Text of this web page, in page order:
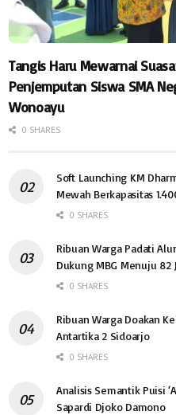
Tangis Haru Mewarnai
Penjemputan Siswa SMA
Wonoayu
0 SHARES
Soft Launching KM
Mewah Berkapasitas
0 SHARES
Ribuan Warga Padati
Dukung MBG Menuju 82
0 SHARES
Ribuan Warga Doakan
Antartika 2 Sidoarjo
0 SHARES
Analisis Semantik Puisi
Sapardi Djoko Damono